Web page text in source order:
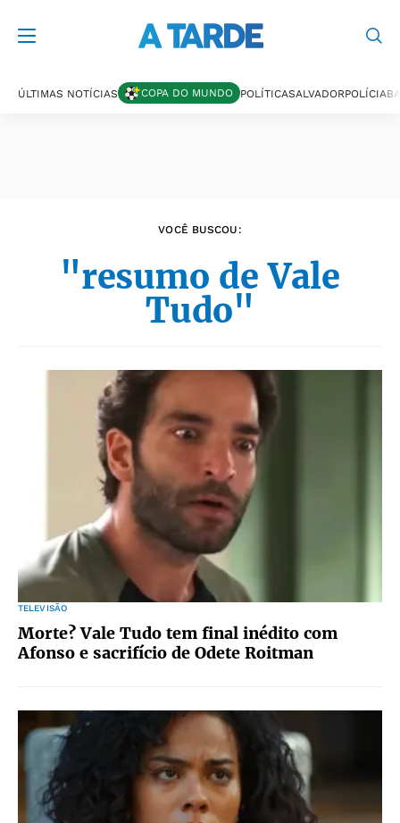
ÚLTIMAS NOTÍCIAS COPA DO MUNDO POLÍTICASALVADORPOLÍCIA
VOCÊ BUSCOU:
"resumo de Vale
Tudo"
TELEVISÃO
Morte? Vale Tudo tem final inédito com
Afonso e sacrifício de Odete Roitman